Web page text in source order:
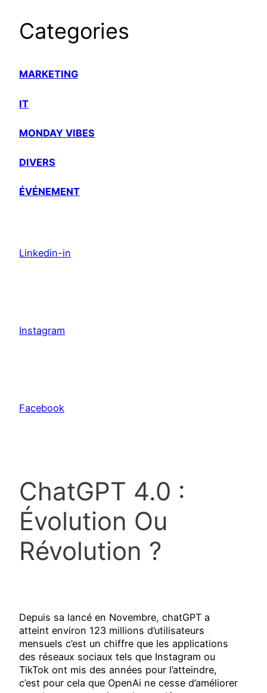
Categories
MARKETING
IT
MONDAY VIBES
DIVERS
ÉVÉNEMENT
Linkedin-in
Instagram
Facebook
ChatGPT 4.0 :
Évolution Ou
Révolution ?
Depuis sa lancé en Novembre, chatGPT a
atteint environ 123 millions d’utilisateurs
mensuels c’est un chiffre que les applications
des réseaux sociaux tels que Instagram ou
TikTok ont mis des années pour l’atteindre,
c’est pour cela que OpenAi ne cesse d’améliorer